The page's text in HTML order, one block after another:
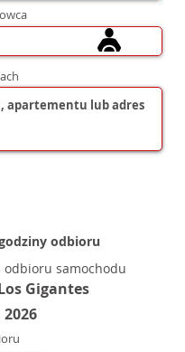
odbioru
odbioru samochodu
Gigantes